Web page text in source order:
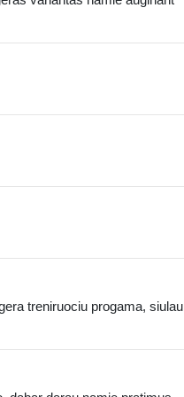
treniruociu progama, siulau